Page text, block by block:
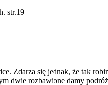
str.19
Zdarza się jednak, że tak
dwie rozbawione damy